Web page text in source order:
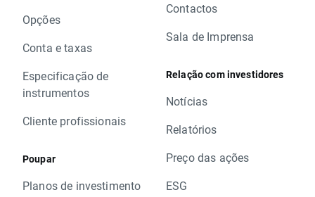
Opções
Conta e taxas
Especificação de
instrumentos
Cliente profissionais
Poupar
Planos de investimento
Contactos
Sala de Imprensa
Relação com investidores
Notícias
Relatórios
Preço das ações
ESG